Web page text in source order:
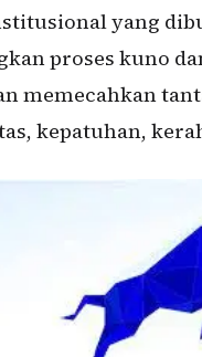
yang
proses kuno
memecahkan
kepatuhan,